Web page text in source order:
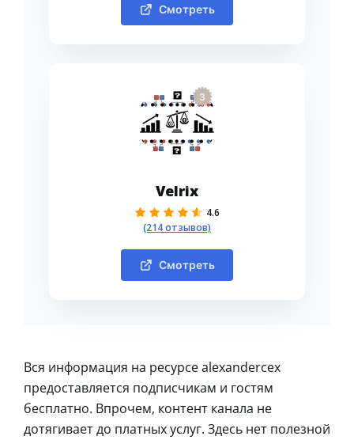
Смотреть
3
Velrix
4.6
(214 отзывов)
Смотреть
Вся информация на ресурсе alexandercex
предоставляется подписчикам и гостям
бесплатно. Впрочем, контент канала не
дотягивает до платных услуг. Здесь нет полезной